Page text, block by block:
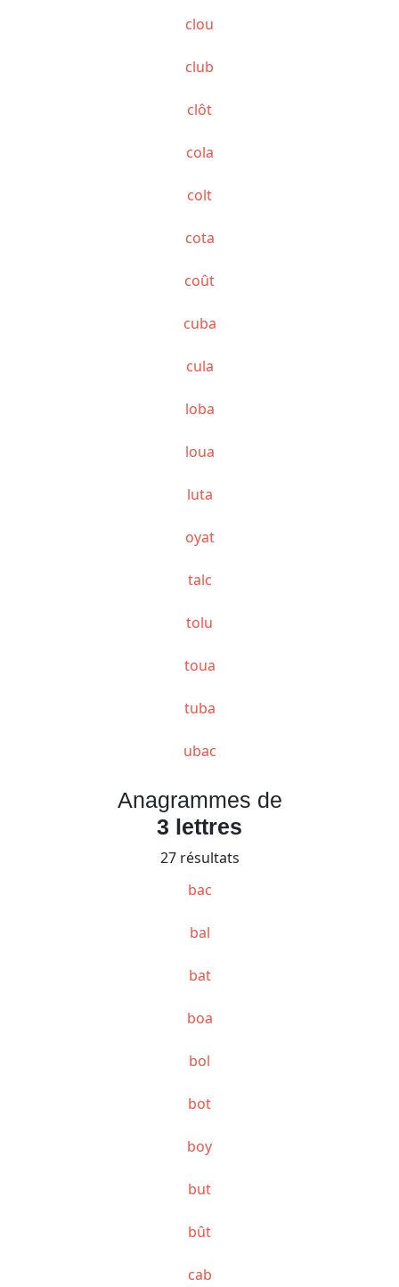
clou
club
clôt
cola
colt
cota
coût
cuba
cula
loba
loua
luta
oyat
talc
tolu
toua
tuba
ubac
Anagrammes de
3 lettres
27 résultats
bac
bal
bat
boa
bol
bot
boy
but
bût
cab